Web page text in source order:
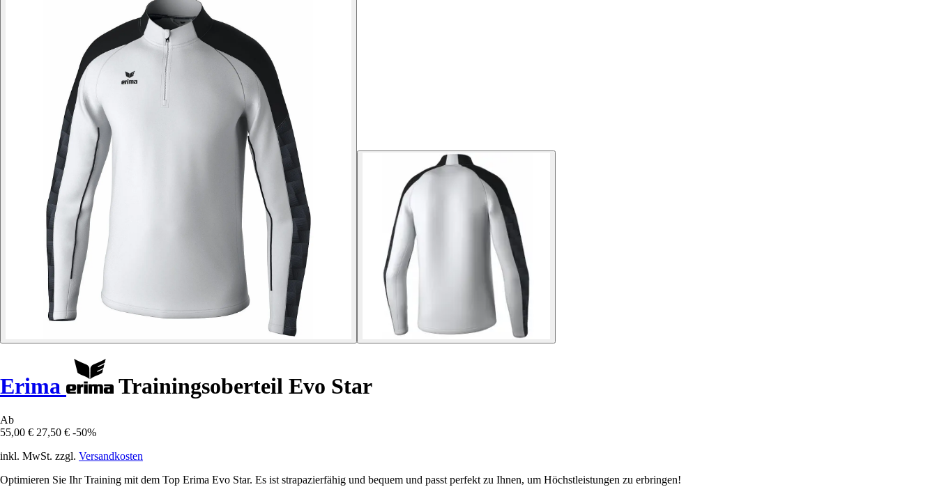
Erima Trainingsoberteil Evo Star
Ab
55,00 € 27,50 € -50%
inkl. MwSt. zzgl. Versandkosten
Optimieren Sie Ihr Training mit dem Top Erima Evo Star. Es ist strapazierfähig und bequem und passt perfekt zu Ihnen, um Höchstleistungen zu erbringen!